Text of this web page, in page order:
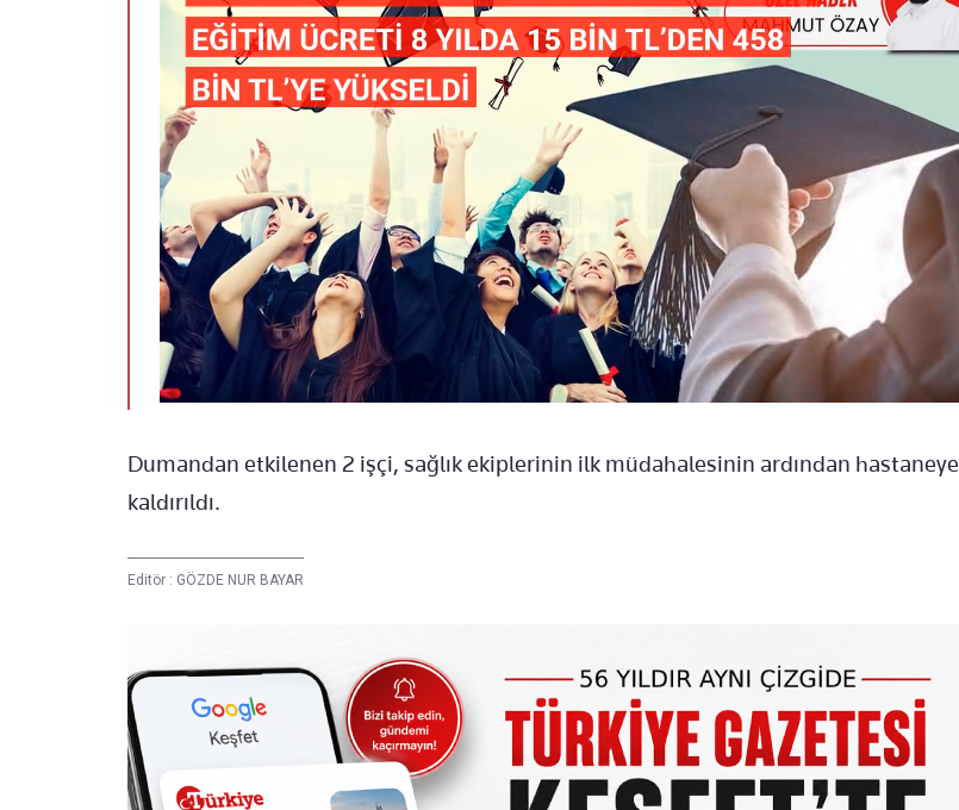
Dumandan etkilenen 2 işçi, sağlık ekiplerinin ilk müdahalesinin ardından hastaneye
kaldırıldı.
Editör : GÖZDE NUR BAYAR